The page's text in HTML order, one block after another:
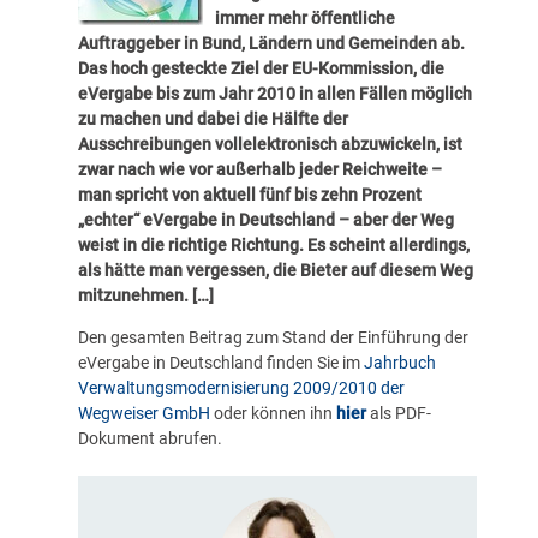
immer mehr öffentliche
Auftraggeber in Bund, Ländern und Gemeinden ab.
Das hoch gesteckte Ziel der EU-Kommission, die
eVergabe bis zum Jahr 2010 in allen Fällen möglich
zu machen und dabei die Hälfte der
Ausschreibungen vollelektronisch abzuwickeln, ist
zwar nach wie vor außerhalb jeder Reichweite –
man spricht von aktuell fünf bis zehn Prozent
„echter“ eVergabe in Deutschland – aber der Weg
weist in die richtige Richtung. Es scheint allerdings,
als hätte man vergessen, die Bieter auf diesem Weg
mitzunehmen. […]
Den gesamten Beitrag zum Stand der Einführung der
eVergabe in Deutschland finden Sie imJahrbuch
Verwaltungsmodernisierung 2009/2010 der
Wegweiser GmbH oder können ihn hierals PDF-
Dokument abrufen.